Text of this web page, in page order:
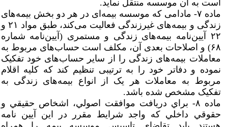
است به آن موسسه منتقل نماید.
ماده ۷- مادامی که موسسه بیمه‌‌ای در هر دو بخش بیمه‌‌های
زندگی و بیمه‌‌های غیرزندگی فعالیت می‌کند، طبق مواد ۲۱ و
۲۲ آیین‌نامه بیمه‌های زندگی و مستمری (آیین‌نامه شماره
۶۸) و اصلاحات بعدی آن، مکلف است حساب‌های مربوط به
معاملات بیمه‌های زندگی را از سایر حساب‌های خود تفکیک
نموده و دفاتر خود را به ترتیبی تنظیم کند که کلیه اقلام
مربوط به معاملات هر یک از انواع بیمه‌های زندگی به
تفکیک مشخص شده باشد.
ماده ۸- براي دريافت موافقت اصولي، اشخاص حقيقي و
حقوقي داخلي كه واجد شرايط مقرر در اين آيين نامه